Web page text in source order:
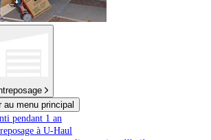
au menu principal
pendant 1 an
à U-Haul